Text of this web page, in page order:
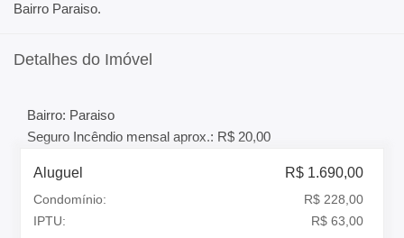
Bairro Paraiso.
Detalhes do Imóvel
Bairro: Paraiso
Seguro Incêndio mensal aprox.: R$ 20,00
Aluguel R$ 1.690,00
Condomínio:
R$ 228,00
IPTU:
R$ 63,00